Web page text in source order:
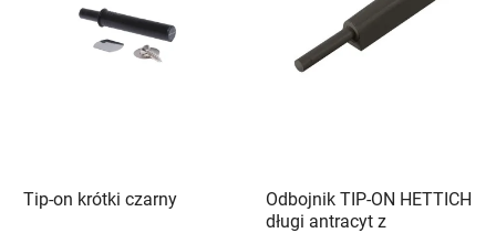
Tip-on krótki czarny
Odbojnik TIP-ON HETTICH
długi antracyt z